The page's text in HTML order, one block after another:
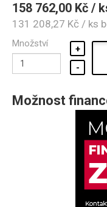
158 762,00 Kč /
131 208,27 Kč / ks
Množství
Možnost